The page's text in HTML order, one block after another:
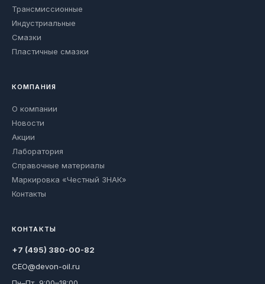
Трансмиссионные
Индустриальные
Смазки
Пластичные смазки
КОМПАНИЯ
О компании
Новости
Акции
Лаборатория
Справочные материалы
Маркировка «Честный ЗНАК»
Контакты
КОНТАКТЫ
+7 (495) 380-00-82
CEO@devon-oil.ru